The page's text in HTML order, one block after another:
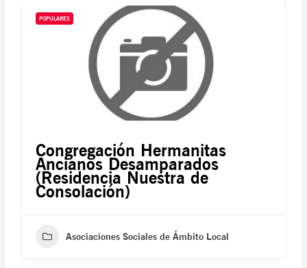
POPULARES
Congregación Hermanitas
Ancianos Desamparados
(Residencia Nuestra de
Consolación)
Asociaciones Sociales de Ámbito Local